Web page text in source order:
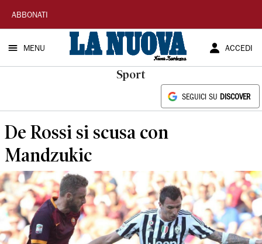
La
Nuova
Sardegna
ABBONATI
MENU ACCEDI
Sport
SEGUICI SU DISCOVER
De Rossi si scusa con
Mandzukic